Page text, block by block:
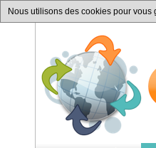
Nous utilisons des cookies pour